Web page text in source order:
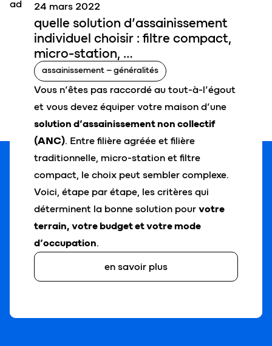
quelle solution d’assainissement
individuel choisir : filtre compact,
micro-station, …
24 mars 2022
assainissement – généralités
Vous n’êtes pas raccordé au tout-à-l’égout
et vous devez équiper votre maison d’une
solution d’assainissement non collectif
(ANC). Entre filière agréée et filière
traditionnelle, micro-station et filtre
compact, le choix peut sembler complexe.
Voici, étape par étape, les critères qui
déterminent la bonne solution pour votre
terrain, votre budget et votre mode
d’occupation.
en savoir plus